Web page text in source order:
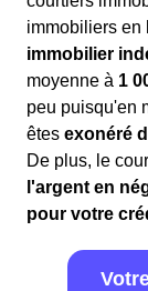
immobiliers en
immobilier
moyenne à 1
peu puisqu'en
êtes exonéré
De plus, le
l'argent en
pour votre